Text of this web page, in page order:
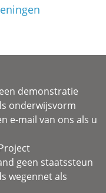
demonstratie
onderwijsvorm
e-mail van ons als u
geen staatssteun
wegennet als